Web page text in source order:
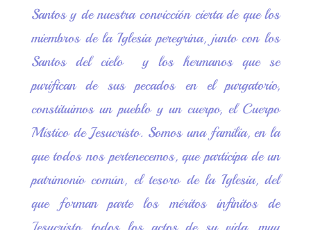
Santos y de nuestra convicción cierta de que los
miembros de la Iglesia peregrina, junto con los
Santos del cielo y los hermanos que se
purifican de sus pecados en el purgatorio,
constituimos un pueblo y un cuerpo, el Cuerpo
Místico de Jesucristo. Somos una familia, en la
que todos nos pertenecemos, que participa de un
patrimonio común, el tesoro de la Iglesia, del
que forman parte los méritos infinitos de